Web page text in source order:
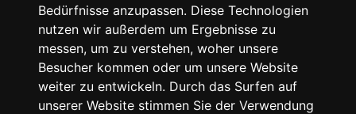
Bedürfnisse anzupassen. Diese Technologien
nutzen wir außerdem um Ergebnisse zu
messen, um zu verstehen, woher unsere
Besucher kommen oder um unsere Website
weiter zu entwickeln. Durch das Surfen auf
unserer Website stimmen Sie der Verwendung
Über
Impressionen
Jobs
Kontakt